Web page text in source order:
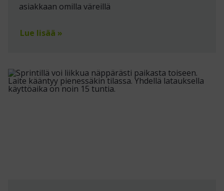
asiakkaan omilla väreillä
Lue lisää »